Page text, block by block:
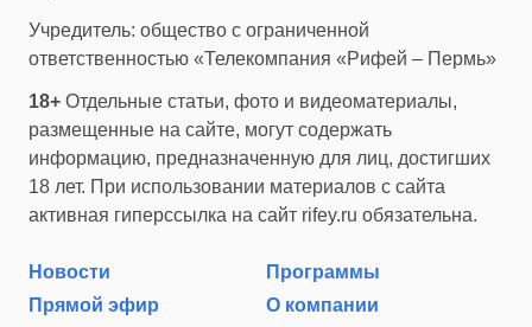
Учредитель: общество с ограниченной
ответственностью «Телекомпания «Рифей – Пермь»
18+ Отдельные статьи, фото и видеоматериалы,
размещенные на сайте, могут содержать
информацию, предназначенную для лиц, достигших
18 лет. При использовании материалов с сайта
активная гиперссылка на сайт rifey.ru обязательна.
Новости
Программы
Прямой эфир
О компании